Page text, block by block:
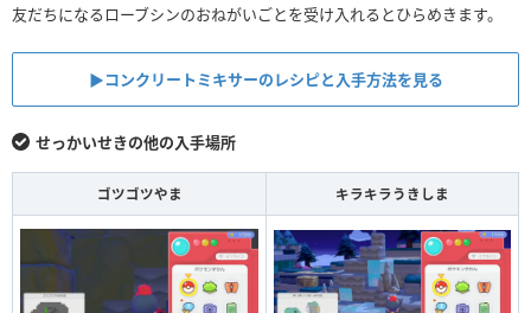
友だちになるローブシンのおねがいごとを受け入れるとひらめきます。
▶︎コンクリートミキサーのレシピと入手方法を見る
せっかいせきの他の入手場所
ゴツゴツやま キラキラうきしま